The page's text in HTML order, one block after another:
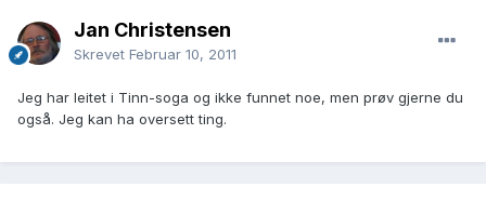
Jan Christensen
Skrevet Februar 10, 2011
Jeg har leitet i Tinn-soga og ikke funnet noe, men prøv gjerne du
også. Jeg kan ha oversett ting.